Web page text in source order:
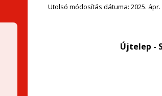
Utolsó módosítás dátuma: 2025. ápr.
Újtelep -